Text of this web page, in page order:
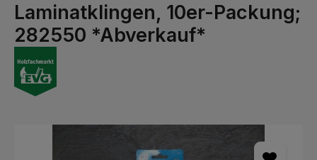
Laminatklingen, 10er-Packung;
282550 *Abverkauf*